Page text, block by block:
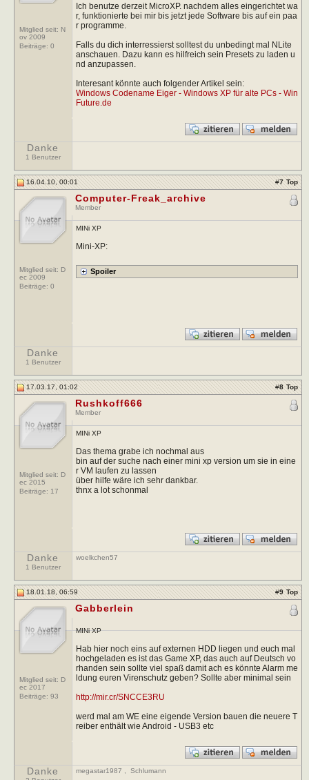
Mitglied seit: N
ov 2009
Beiträge: 0
Ich benutze derzeit MicroXP. nachdem alles eingerichtet wa
r, funktionierte bei mir bis jetzt jede Software bis auf ein paa
r programme.
Falls du dich interressierst solltest du unbedingt mal NLite
anschauen. Dazu kann es hilfreich sein Presets zu laden u
nd anzupassen.
Interesant könnte auch folgender Artikel sein:
Windows Codename Eiger - Windows XP für alte PCs - Win
Future.de
Danke
1 Benutzer
16.04.10, 00:01 #7 Top
Mitglied seit: D
ec 2009
Beiträge: 0
Computer-Freak_archive
Member
MINi XP
Mini-XP:
Danke
1 Benutzer
17.03.17, 01:02 #8 Top
Mitglied seit: D
ec 2015
Beiträge: 17
Rushkoff666
Member
MINi XP
Das thema grabe ich nochmal aus
bin auf der suche nach einer mini xp version um sie in eine
r VM laufen zu lassen
über hilfe wäre ich sehr dankbar.
thnx a lot schonmal
Danke
1 Benutzer
woelkchen57
18.01.18, 06:59 #9 Top
Mitglied seit: D
ec 2017
Beiträge: 93
Gabberlein
MINi XP
Hab hier noch eins auf externen HDD liegen und euch mal
hochgeladen es ist das Game XP, das auch auf Deutsch vo
rhanden sein sollte viel spaß damit ach es könnte Alarm me
ldung euren Virenschutz geben? Sollte aber minimal sein
http://mir.cr/SNCCE3RU
werd mal am WE eine eigende Version bauen die neuere T
reiber enthält wie Android - USB3 etc
Danke megastar1987 Schlumann